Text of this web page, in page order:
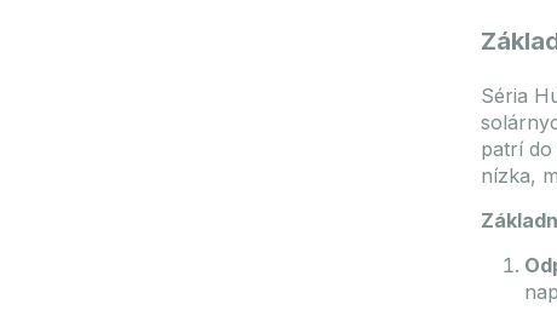
Séria
patrí do
nízka,